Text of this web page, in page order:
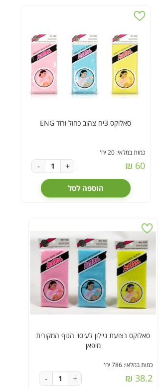
סאלוקס 3יח צהוב כחול ורוד ENG
כמות במלאי: 20 יח'
60 ₪
- +
הוספה לסל
סאלוקס רצועת ניילון לעיסוי הגוף המקורית
מיפאן
כמות במלאי: 786 יח'
38.2 ₪
- +